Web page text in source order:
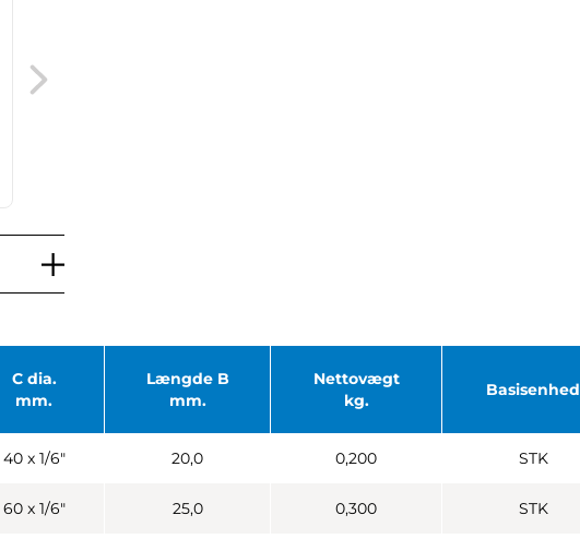
C dia.
mm.
Længde B
mm.
Nettovægt
kg.
Basisenhed
40 x 1/6" 20,0 0,200 STK
60 x 1/6" 25,0 0,300 STK